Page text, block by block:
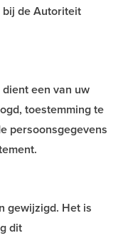
bij de Autoriteit
een van uw
toestemming te
persoonsgegevens
gewijzigd. Het is
dit